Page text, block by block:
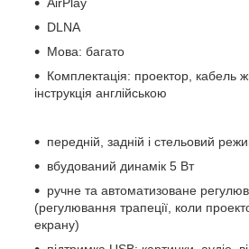
DLNA
Мова: багато
Комплектація: проектор, кабель
інструкція англійською
передній, задній і стельовий
вбудований динамік 5 Вт
ручне та автоматизоване
(регулювання трапеції, коли
екрану)